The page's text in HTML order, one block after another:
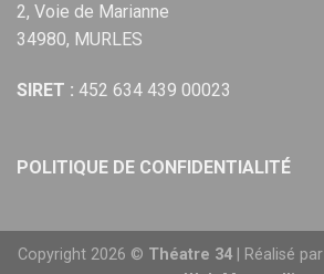
2, Voie de Marianne
34980, MURLES
SIRET : 452 634 439 00023
POLITIQUE DE CONFIDENTIALITÉ
Copyright 2026 © Théatre 34| Réalisé par